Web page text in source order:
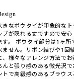
きなボウタイが印象的な
プが隠れる丈ですので安
す。 ボウタイ部分は1ヶ
ません。リボン結びや1回
、様々なアレンジ方法で
んと張り感のある微光沢
トで高級感のあるブラウ